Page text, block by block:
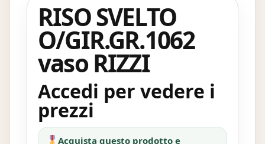
RISO SVELTO
O/GIR.GR.1062
vaso RIZZI
Accedi per vedere i
prezzi
Acquista questo prodotto e